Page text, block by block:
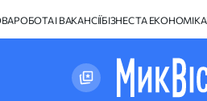
РОБОТА І ВАКАНСІЇБІЗНЕС ТА ЕКОНОМІКА